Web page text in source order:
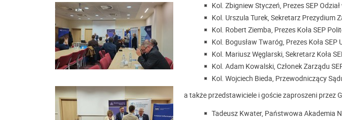
Kol. Zbigniew Styczeń, Prezes SEP
Kol. Urszula Turek, Sekretarz Prezydium
Kol. Robert Ziemba, Prezes Koła SEP
Kol. Bogusław Twaróg, Prezes Koła
Kol. Mariusz Węglarski, Sekretarz Koła
Kol. Adam Kowalski, Członek Zarządu
Kol. Wojciech Bieda, Przewodniczący
a także przedstawiciele i goście zaproszeni przez
Tadeusz Kwater, Państwowa Akademia